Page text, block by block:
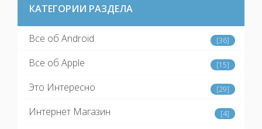
КАТЕГОРИИ РАЗДЕЛА
Все об Android [36]
Все об Apple [15]
Это Интересно [29]
Интернет Магазин [4]